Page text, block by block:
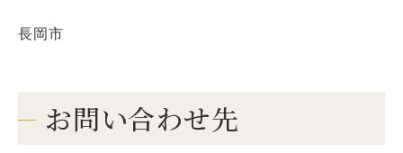
長岡市
お問い合わせ先